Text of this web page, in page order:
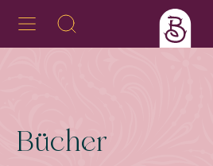
Bücher